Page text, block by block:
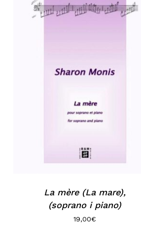
La mère (La mare),
(soprano i piano)
19,00€